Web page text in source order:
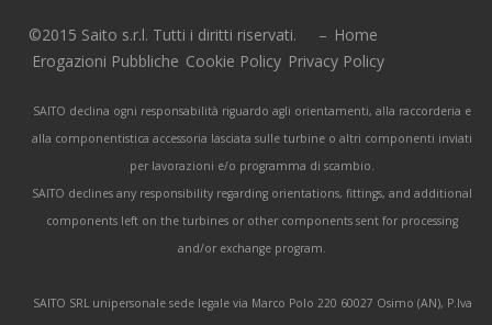
©2015 Saito s.r.l. Tutti i diritti riservati. – Home
Erogazioni Pubbliche Cookie Policy Privacy Policy
SAITO declina ogni responsabilità riguardo agli orientamenti, alla raccorderia e
alla componentistica accessoria lasciata sulle turbine o altri componenti inviati
per lavorazioni e/o programma di scambio.
SAITO declines any responsibility regarding orientations, fittings, and additional
components left on the turbines or other components sent for processing
and/or exchange program.
SAITO SRL unipersonale sede legale via Marco Polo 220 60027 Osimo (AN), P.Iva